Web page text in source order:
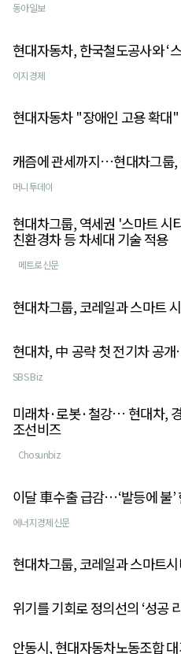
동아일보
현대자동차, 한국철도공사와 ‘
이지경제
현대자동차 "장애인 고용 확대"
캐즘에 관세까지…현대차그룹,
머니투데이
현대차그룹, 역세권 '스마트
친환경차 등 차세대 기술 적용
메트로신문
현대차그룹, 코레일과 스마트
현대차, 中 공략 첫 전기차 공
SBS Biz
미래차·로봇·철강… 현대차,
조선비즈
Chosunbiz
이달 車수출 급감…‘발등에 불
에너지경제신문
현대차그룹, 코레일과 스마트
위기를 기회로 정의선의 ‘성공
안동시, 현대자동차노동조합